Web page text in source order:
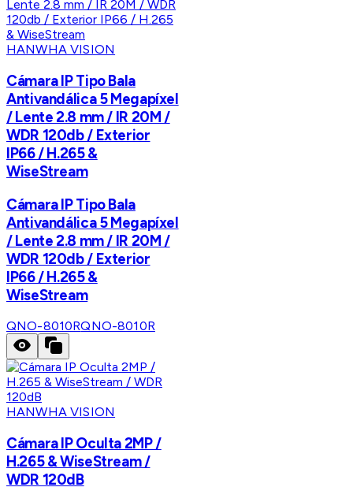
HANWHA VISION
Cámara IP Tipo Bala
Antivandálica 5 Megapíxel
/ Lente 2.8 mm / IR 20M /
WDR 120db / Exterior
IP66 / H.265 &
WiseStream
Cámara IP Tipo Bala
Antivandálica 5 Megapíxel
/ Lente 2.8 mm / IR 20M /
WDR 120db / Exterior
IP66 / H.265 &
WiseStream
QNO-8010RQNO-8010R
HANWHA VISION
Cámara IP Oculta 2MP /
H.265 & WiseStream /
WDR 120dB